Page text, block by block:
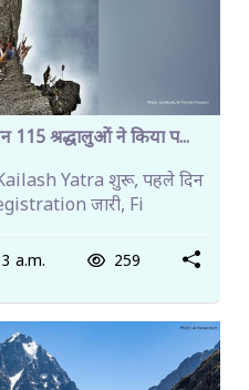
115 श्रद्धालुओं ने किया प...
Yatra शुरू, पहले दिन
जारी, Fi
a.m. 259